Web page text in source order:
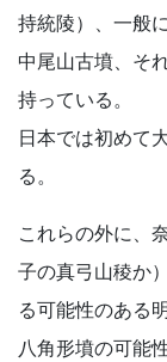
持統陵）、一般
中尾山古墳、そ
持っている。
日本では初めて
る。
これらの外に、
子の真弓山稜か
る可能性のある
八角形墳の可能